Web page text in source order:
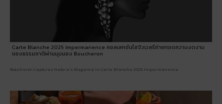
Carte Blanche 2025 Impermanence คอลเลกชันไฮจิวเวลรีถ่ายทอดความงดงาม
ของธรรมชาติผ่านมุมมอง Boucheron
Boucheron Captures Nature’s Elegance in Carte Blanche 2025 Impermanence